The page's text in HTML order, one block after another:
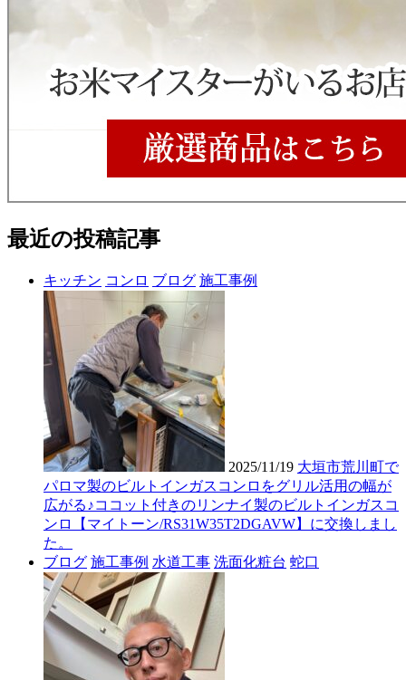
最近の投稿記事
キッチン コンロ ブログ 施工事例
2025/11/19 大垣市荒川町で
パロマ製のビルトインガスコンロをグリル活用の幅が
広がる♪ココット付きのリンナイ製のビルトインガスコ
ンロ【マイトーン/RS31W35T2DGAVW】に交換しまし
た。
ブログ 施工事例 水道工事 洗面化粧台 蛇口